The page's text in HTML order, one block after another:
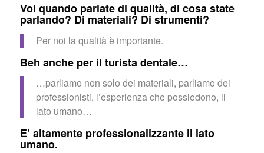
Voi quando parlate di qualità, di cosa state
parlando? Di materiali? Di strumenti?
Per noi la qualità è importante.
Beh anche per il turista dentale…
…parliamo non solo dei materiali, parliamo dei
professionisti, l’esperienza che possiedono, il
lato umano…
E’ altamente professionalizzante il lato
umano.